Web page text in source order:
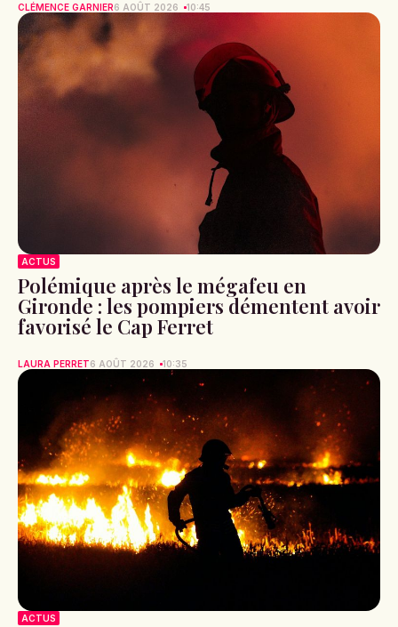
CLÉMENCE GARNIER6 AOÛT 2026 10:45
ACTUS
Polémique après le mégafeu en
Gironde : les pompiers démentent avoir
favorisé le Cap Ferret
LAURA PERRET6 AOÛT 2026 10:35
ACTUS